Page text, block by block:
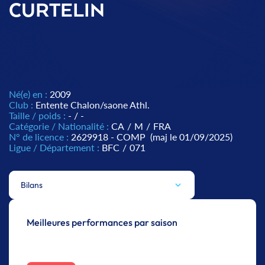
CURTELIN
Né(e) en : 2009
Club : Entente Chalon/saone Athl.
Taille / poids : - / -
Catégorie / Nationalité : CA / M / FRA
N° de licence : 2629918 - COMP (maj le 01/09/2025)
Ligue / Département : BFC / 071
Bilans
Meilleures performances par saison